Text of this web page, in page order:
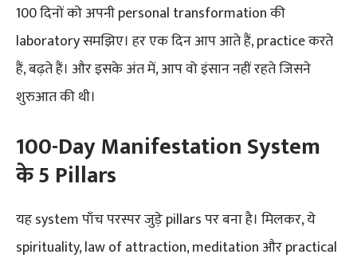
100 दिनों को अपनी personal transformation की
laboratory समझिए। हर एक दिन आप आते हैं, practice करते
हैं, बढ़ते हैं। और इसके अंत में, आप वो इंसान नहीं रहते जिसने
शुरुआत की थी।
100-Day Manifestation System
के 5 Pillars
यह system पाँच परस्पर जुड़े pillars पर बना है। मिलकर, ये
spirituality, law of attraction, meditation और practical